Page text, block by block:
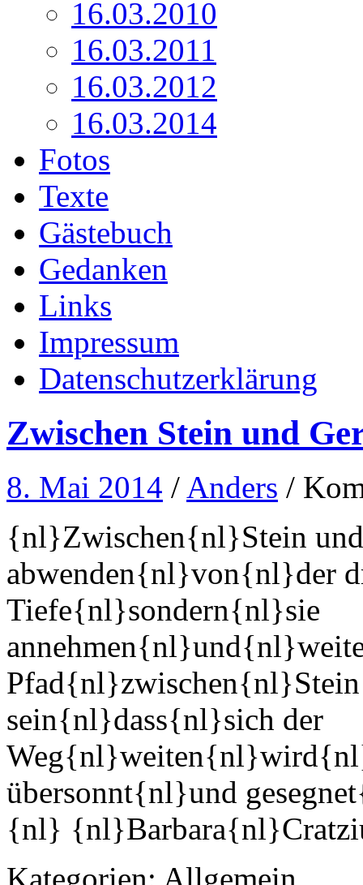
16.03.2010
16.03.2011
16.03.2012
16.03.2014
Fotos
Texte
Gästebuch
Gedanken
Links
Impressum
Datenschutzerklärung
Zwischen Stein und
8. Mai 2014 / Anders /
{nl}Zwischen{nl}Stein
abwenden{nl}von{nl}der
Tiefe{nl}sondern{nl}sie
sein{nl}dass{nl}sich der
übersonnt{nl}und
{nl}
Kategorien: Allgemein